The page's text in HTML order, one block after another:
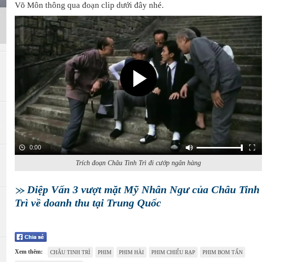
Võ Môn thông qua đoạn clip dưới đây nhé.
0:00
Trích đoạn Châu Tinh Trì đi cướp ngân hàng
Diệp Vấn 3 vượt mặt Mỹ Nhân Ngư của Châu Tinh
Trì về doanh thu tại Trung Quốc
Xem thêm: CHÂU TINH TRÌ PHIM PHIM HÀI PHIM CHIẾU RẠP PHIM BOM TẤN